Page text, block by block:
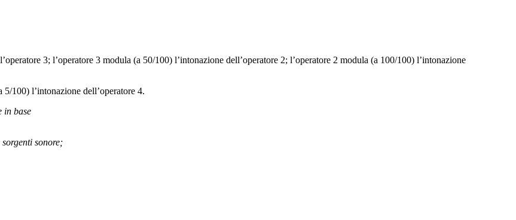
3; l’operatore 3 modula (a 50/100) l’intonazione dell’operatore 2; l’operatore 2 modula (a 100/100) l’intonazione
100) l’intonazione dell’operatore 4.
in base
sonore;